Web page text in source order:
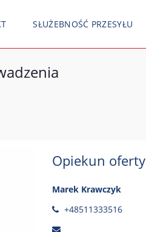
SŁUŻEBNOŚĆ PRZESYŁU
Opiekun oferty
Marek Krawczyk
+48511333516